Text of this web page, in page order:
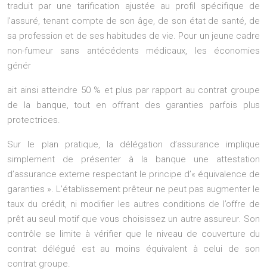
traduit par une tarification ajustée au profil spécifique de
l’assuré, tenant compte de son âge, de son état de santé, de
sa profession et de ses habitudes de vie. Pour un jeune cadre
non-fumeur sans antécédents médicaux, les économies
génér
ait ainsi atteindre 50 % et plus par rapport au contrat groupe
de la banque, tout en offrant des garanties parfois plus
protectrices.
Sur le plan pratique, la délégation d’assurance implique
simplement de présenter à la banque une attestation
d’assurance externe respectant le principe d’« équivalence de
garanties ». L’établissement prêteur ne peut pas augmenter le
taux du crédit, ni modifier les autres conditions de l’offre de
prêt au seul motif que vous choisissez un autre assureur. Son
contrôle se limite à vérifier que le niveau de couverture du
contrat délégué est au moins équivalent à celui de son
contrat groupe.